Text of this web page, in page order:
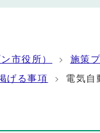
市役所）
施策
げる事項 電気自